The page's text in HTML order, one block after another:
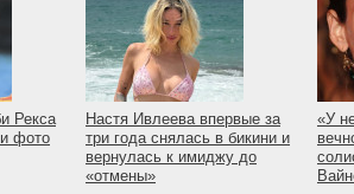
Рекса
фото
Настя Ивлеева впервые за
три года снялась в бикини и
вернулась к имиджу до
«отмены»
«У